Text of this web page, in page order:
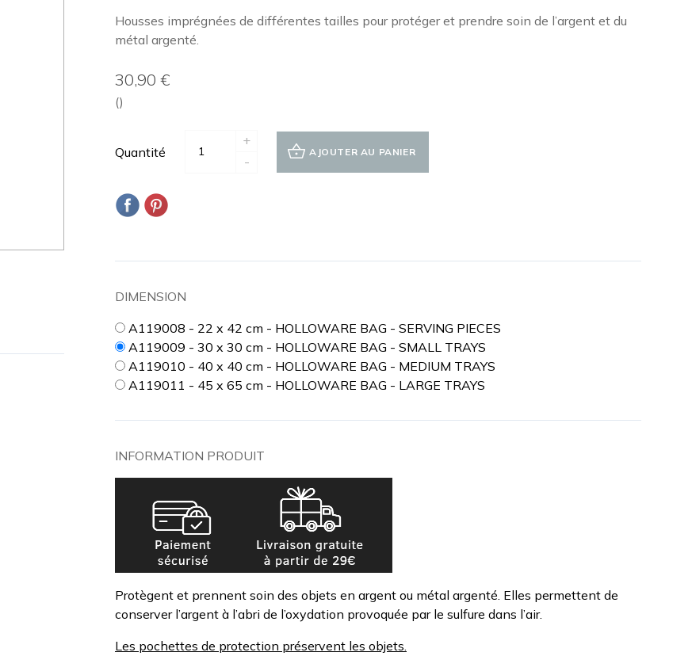
Housses imprégnées de différentes tailles pour protéger et prendre soin de l’argent et du
métal argenté.
30,90 €
()
Quantité
+
-
AJOUTER AU PANIER
DIMENSION
A119008 - 22 x 42 cm - HOLLOWARE BAG - SERVING PIECES
A119009 - 30 x 30 cm - HOLLOWARE BAG - SMALL TRAYS
A119010 - 40 x 40 cm - HOLLOWARE BAG - MEDIUM TRAYS
A119011 - 45 x 65 cm - HOLLOWARE BAG - LARGE TRAYS
INFORMATION PRODUIT
Protègent et prennent soin des objets en argent ou métal argenté. Elles permettent de
conserver l’argent à l’abri de l’oxydation provoquée par le sulfure dans l’air.
Les pochettes de protection préservent les objets.